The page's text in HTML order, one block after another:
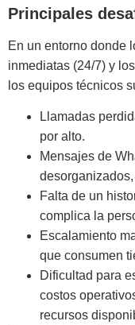
Principales
En un entorno donde
inmediatas (24/7) y
los equipos técnicos
Llamadas
por alto.
Mensajes de
Falta de un
complica la
Escalamiento
que consumen
Dificultad para
costos
recursos